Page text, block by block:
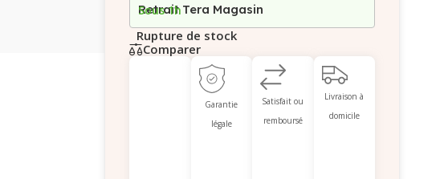
Retrait Tera Magasin
Sous 1h
Rupture de stock
Comparer
Garantie
légale
Satisfait ou
remboursé
Livraison à
domicile